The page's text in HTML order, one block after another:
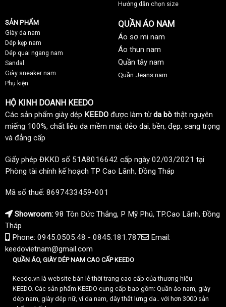
Hướng dẫn chọn size
SẢN PHẨM
Giày da nam
Dép kẹp nam
Dép quai ngang nam
Sandal
Giày sneaker nam
Phụ kiện
QUẦN ÁO NAM
Áo sơ mi nam
Áo thun nam
Quần tây nam
Quần Jeans nam
HỘ KINH DOANH KEEDO
Các sản phẩm giày dép KEEDO được làm từda bò thật nguyên
miếng 100%, chất liệu da mềm mại, dẻo dai, bền, đẹp, sang trọng
và đẳng cấp
Giấy phép ĐKKD số 51A8016642 cấp ngày 02/03/2021 tại
Phòng tài chính kế hoạch TP Cao Lãnh, Đồng Tháp
Mã số thuế: 8697433459-001
Showroom: 98 Tôn Đức Thắng, P Mỹ Phú, TP.Cao Lãnh, Đồng
Tháp
Phone: 0945.0505.48 - 0845.181.787
Email:
keedovietnam@gmail.com
QUẦN ÁO, GIÀY DÉP NAM CAO CẤP KEEDO
Keedo.vn là website bán lẻ thời trang cao cấp của thương hiệu
KEEDO. Các sản phẩm KEEDO cung cấp bao gồm: Quần áo nam, giày
dép nam, giày dép nữ, ví da nam, dây thắt lưng da.. với hơn 3000 sản